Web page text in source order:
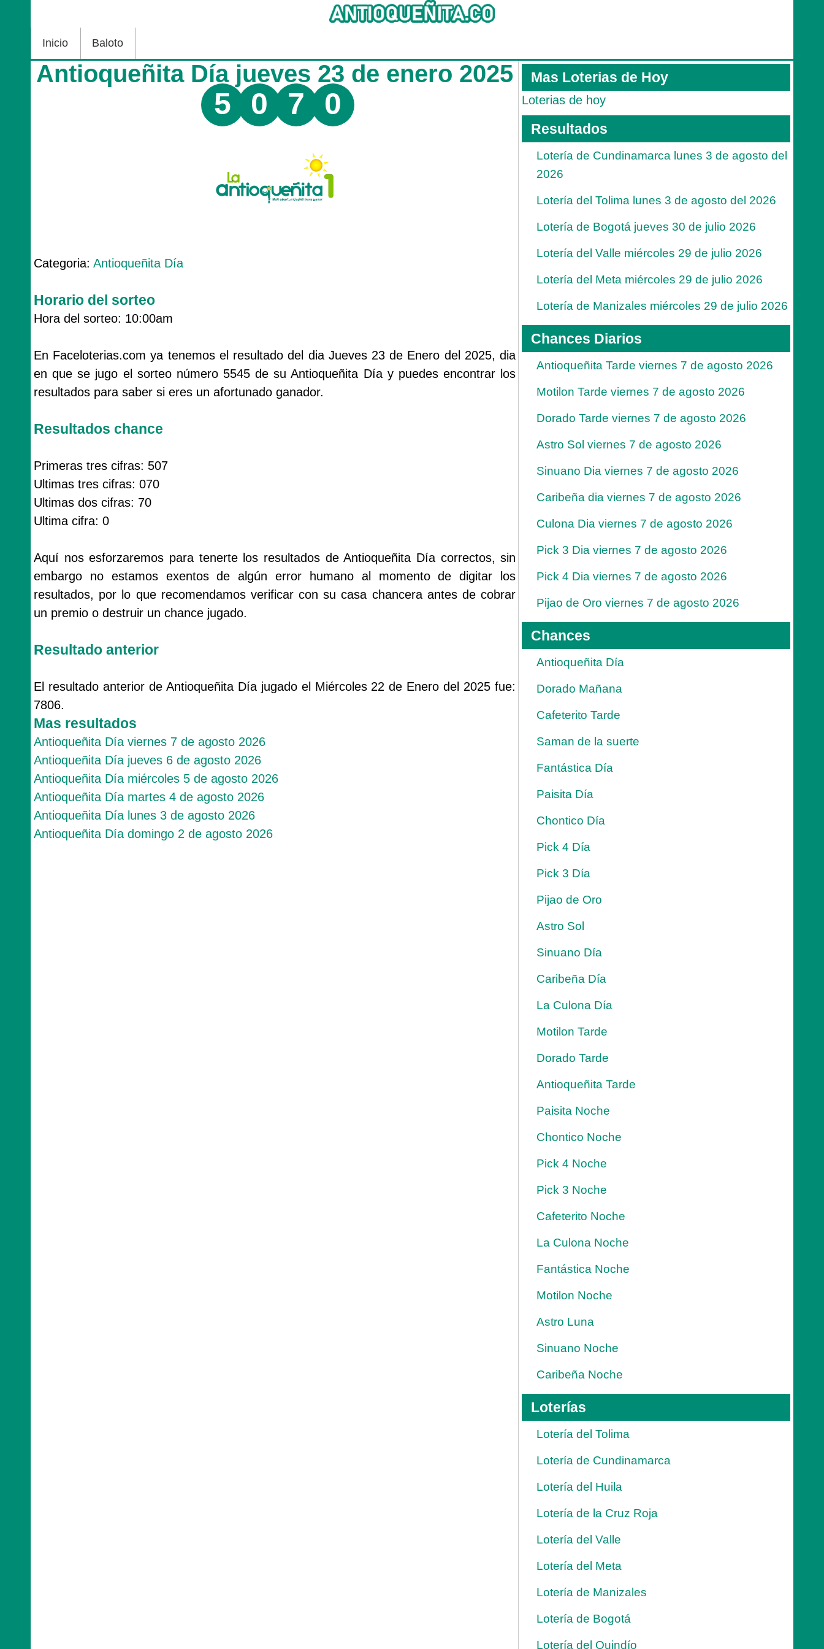
Inicio Baloto
Antioqueñita Día jueves 23 de enero 2025
5 0 7 0
Categoria: Antioqueñita Día
Horario del sorteo
Hora del sorteo: 10:00am
En Faceloterias.com ya tenemos el resultado del dia Jueves 23 de Enero del 2025, dia
en que se jugo el sorteo número 5545 de su Antioqueñita Día y puedes encontrar los
resultados para saber si eres un afortunado ganador.
Resultados chance
Primeras tres cifras: 507
Ultimas tres cifras: 070
Ultimas dos cifras: 70
Ultima cifra: 0
Aquí nos esforzaremos para tenerte los resultados de Antioqueñita Día correctos, sin
embargo no estamos exentos de algún error humano al momento de digitar los
resultados, por lo que recomendamos verificar con su casa chancera antes de cobrar
un premio o destruir un chance jugado.
Resultado anterior
El resultado anterior de Antioqueñita Día jugado el Miércoles 22 de Enero del 2025 fue:
7806.
Mas resultados
Antioqueñita Día viernes 7 de agosto 2026
Antioqueñita Día jueves 6 de agosto 2026
Antioqueñita Día miércoles 5 de agosto 2026
Antioqueñita Día martes 4 de agosto 2026
Antioqueñita Día lunes 3 de agosto 2026
Antioqueñita Día domingo 2 de agosto 2026
Mas Loterias de Hoy
Loterias de hoy
Resultados
Lotería de Cundinamarca lunes 3 de agosto del
2026
Lotería del Tolima lunes 3 de agosto del 2026
Lotería de Bogotá jueves 30 de julio 2026
Lotería del Valle miércoles 29 de julio 2026
Lotería del Meta miércoles 29 de julio 2026
Lotería de Manizales miércoles 29 de julio 2026
Chances Diarios
Antioqueñita Tarde viernes 7 de agosto 2026
Motilon Tarde viernes 7 de agosto 2026
Dorado Tarde viernes 7 de agosto 2026
Astro Sol viernes 7 de agosto 2026
Sinuano Dia viernes 7 de agosto 2026
Caribeña dia viernes 7 de agosto 2026
Culona Dia viernes 7 de agosto 2026
Pick 3 Dia viernes 7 de agosto 2026
Pick 4 Dia viernes 7 de agosto 2026
Pijao de Oro viernes 7 de agosto 2026
Chances
Antioqueñita Día
Dorado Mañana
Cafeterito Tarde
Saman de la suerte
Fantástica Día
Paisita Día
Chontico Día
Pick 4 Día
Pick 3 Día
Pijao de Oro
Astro Sol
Sinuano Día
Caribeña Día
La Culona Día
Motilon Tarde
Dorado Tarde
Antioqueñita Tarde
Paisita Noche
Chontico Noche
Pick 4 Noche
Pick 3 Noche
Cafeterito Noche
La Culona Noche
Fantástica Noche
Motilon Noche
Astro Luna
Sinuano Noche
Caribeña Noche
Loterías
Lotería del Tolima
Lotería de Cundinamarca
Lotería del Huila
Lotería de la Cruz Roja
Lotería del Valle
Lotería del Meta
Lotería de Manizales
Lotería de Bogotá
Lotería del Quindío